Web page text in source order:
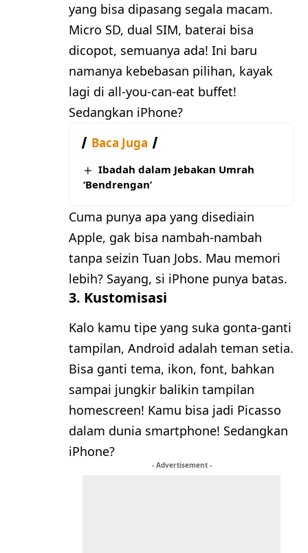
yang bisa dipasang segala macam.
Micro SD, dual SIM, baterai bisa
dicopot, semuanya ada! Ini baru
namanya kebebasan pilihan, kayak
lagi di all-you-can-eat buffet!
Sedangkan iPhone?
Baca Juga
Ibadah dalam Jebakan Umrah
‘Bendrengan’
Cuma punya apa yang disediain
Apple, gak bisa nambah-nambah
tanpa seizin Tuan Jobs. Mau memori
lebih? Sayang, si iPhone punya batas.
3. Kustomisasi
Kalo kamu tipe yang suka gonta-ganti
tampilan, Android adalah teman setia.
Bisa ganti tema, ikon, font, bahkan
sampai jungkir balikin tampilan
homescreen! Kamu bisa jadi Picasso
dalam dunia smartphone! Sedangkan
iPhone?
- Advertisement -